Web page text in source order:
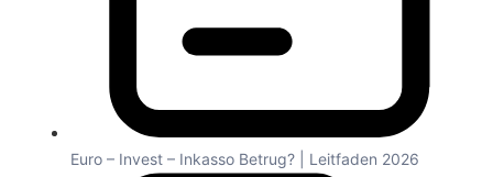
Euro – Invest – Inkasso Betrug? | Leitfaden 2026